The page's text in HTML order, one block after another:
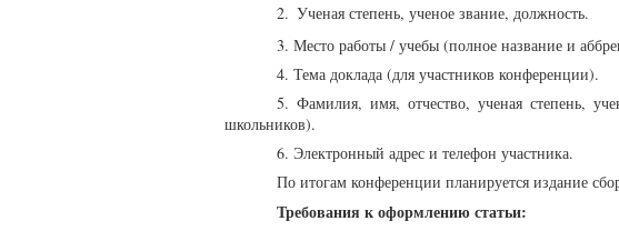
2. Ученая степень, ученое звание, должность.
3. Место работы / учебы (полное название и
4. Тема доклада (для участников конференции).
5. Фамилия, имя, отчество, ученая степень,
школьников).
6. Электронный адрес и телефон участника.
По итогам конференции планируется издание
Требования к оформлению статьи: